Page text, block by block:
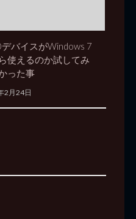
バイスがWindows 7
使えるのか試してみ
った事
2月24日